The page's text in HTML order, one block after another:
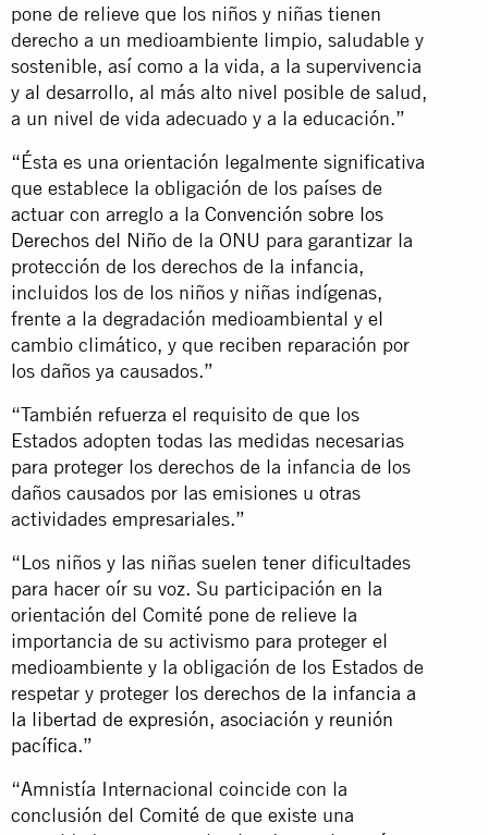
pone de relieve que los niños y niñas tienen
derecho a un medioambiente limpio, saludable y
sostenible, así como a la vida, a la supervivencia
y al desarrollo, al más alto nivel posible de salud,
a un nivel de vida adecuado y a la educación.”
“Ésta es una orientación legalmente significativa
que establece la obligación de los países de
actuar con arreglo a la Convención sobre los
Derechos del Niño de la ONU para garantizar la
protección de los derechos de la infancia,
incluidos los de los niños y niñas indígenas,
frente a la degradación medioambiental y el
cambio climático, y que reciben reparación por
los daños ya causados.”
“También refuerza el requisito de que los
Estados adopten todas las medidas necesarias
para proteger los derechos de la infancia de los
daños causados por las emisiones u otras
actividades empresariales.”
“Los niños y las niñas suelen tener dificultades
para hacer oír su voz. Su participación en la
orientación del Comité pone de relieve la
importancia de su activismo para proteger el
medioambiente y la obligación de los Estados de
respetar y proteger los derechos de la infancia a
la libertad de expresión, asociación y reunión
pacífica.”
“Amnistía Internacional coincide con la
conclusión del Comité de que existe una